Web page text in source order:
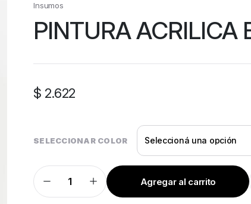
Insumos
PINTURA ACRILICA
$ 2.622
SELECCIONAR COLOR
PINTURA
ACRILICA
Agregar al carrito